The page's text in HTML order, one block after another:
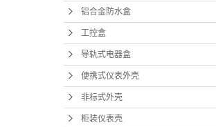
铝合金防水盒
工控盒
导轨式电器盒
便携式仪表外壳
非标式外壳
柜装仪表壳